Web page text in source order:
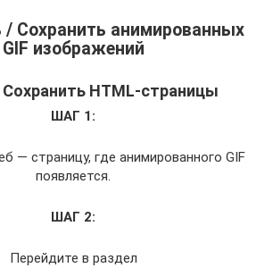
/ Сохранить анимированных
GIF изображений
HTML-страницы
ШАГ 1:
— страницу, где анимированного GIF
появляется.
ШАГ 2:
Перейдите в раздел